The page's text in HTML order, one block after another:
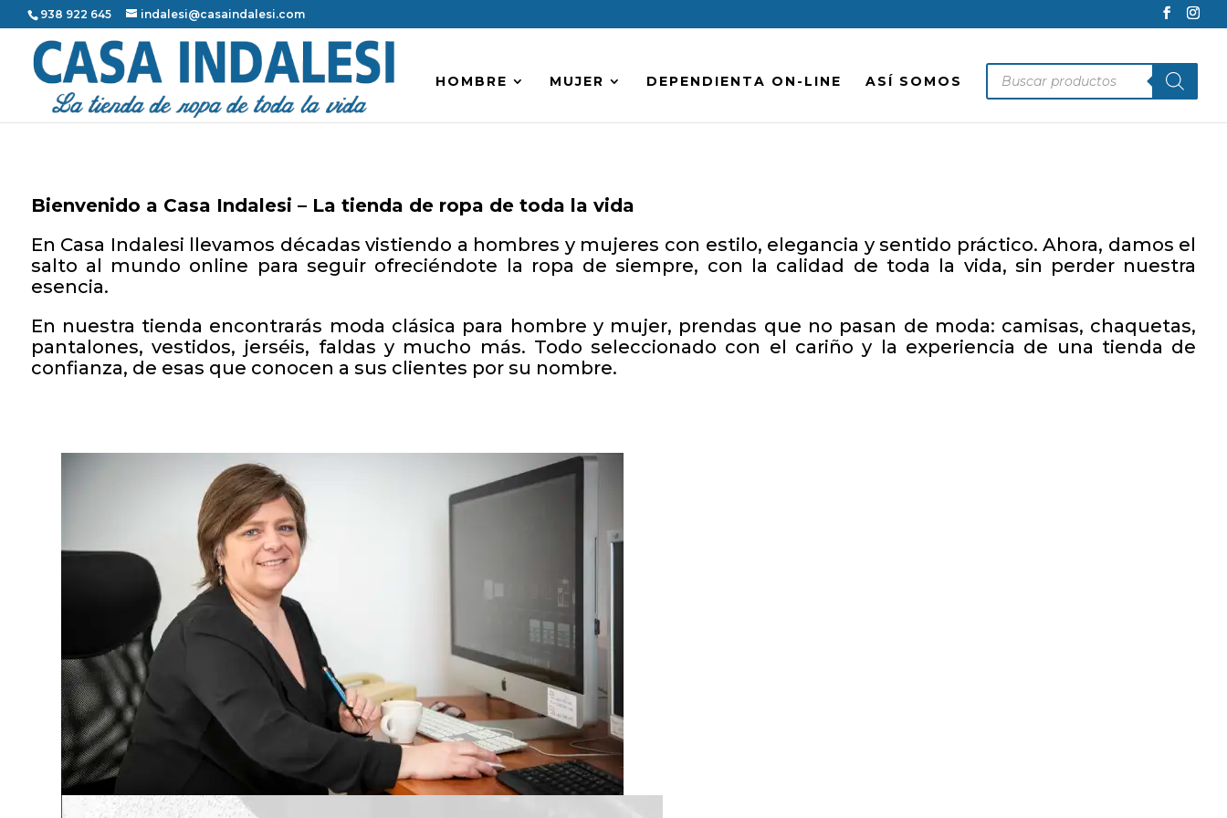
938 922 645 indalesi@casaindalesi.com
HOMBRE MUJER DEPENDIENTA ON-LINE ASÍ SOMOS
Búsqueda
productos
Bienvenido a Casa Indalesi – La tienda de ropa de toda la vida
En Casa Indalesi llevamos décadas vistiendo a hombres y mujeres con estilo, elegancia y sentido práctico. Ahora, damos el
salto al mundo online para seguir ofreciéndote la ropa de siempre, con la calidad de toda la vida, sin perder nuestra
esencia.
En nuestra tienda encontrarás moda clásica para hombre y mujer, prendas que no pasan de moda: camisas, chaquetas,
pantalones, vestidos, jerséis, faldas y mucho más. Todo seleccionado con el cariño y la experiencia de una tienda de
confianza, de esas que conocen a sus clientes por su nombre.